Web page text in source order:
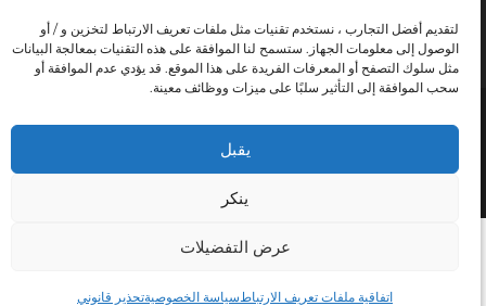
لتقديم أفضل التجارب ، نستخدم تقنيات مثل ملفات تعريف الارتباط لتخزين و / أو
الوصول إلى معلومات الجهاز. ستسمح لنا الموافقة على هذه التقنيات بمعالجة البيانات
مثل سلوك التصفح أو المعرفات الفريدة على هذا الموقع. قد يؤدي عدم الموافقة أو
سحب الموافقة إلى التأثير سلبًا على ميزات ووظائف معينة.
يقبل
ينكر
عرض التفضيلات
اتفاقية ملفات تعريف الارتباطسياسة الخصوصيةتحذير قانوني
Instituto Hispánico de Murcia © 2026